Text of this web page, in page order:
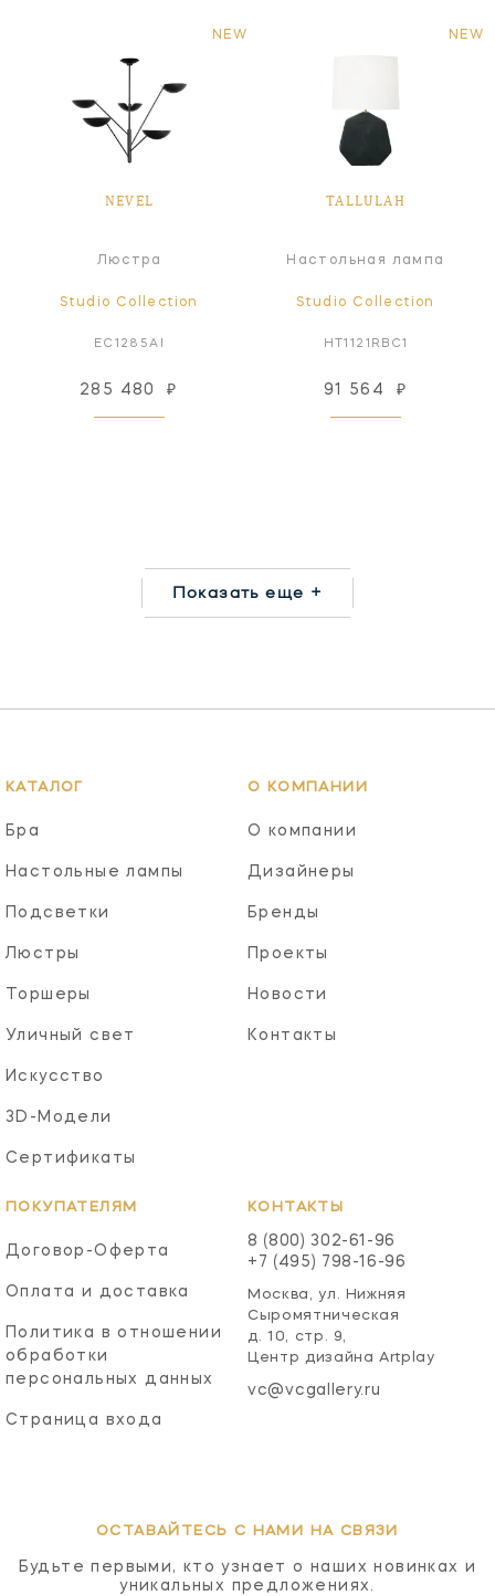
NEW
NEVEL
Люстра
Studio Collection
EC1285AI
285 480 ₽
NEW
TALLULAH
Настольная лампа
Studio Collection
HT1121RBC1
91 564 ₽
Показать еще +
КАТАЛОГ
Бра
Настольные лампы
Подсветки
Люстры
Торшеры
Уличный свет
Искусство
3D-Модели
Сертификаты
О КОМПАНИИ
О компании
Дизайнеры
Бренды
Проекты
Новости
Контакты
ПОКУПАТЕЛЯМ
Договор-Оферта
Оплата и доставка
Политика в отношении
обработки
персональных данных
Страница входа
КОНТАКТЫ
8 (800) 302-61-96
+7 (495) 798-16-96
Москва, ул. Нижняя
Сыромятническая
д. 10, стр. 9,
Центр дизайна Artplay
vc@vcgallery.ru
ОСТАВАЙТЕСЬ С НАМИ НА СВЯЗИ
Будьте первыми, кто узнает о наших новинках и
уникальных предложениях.